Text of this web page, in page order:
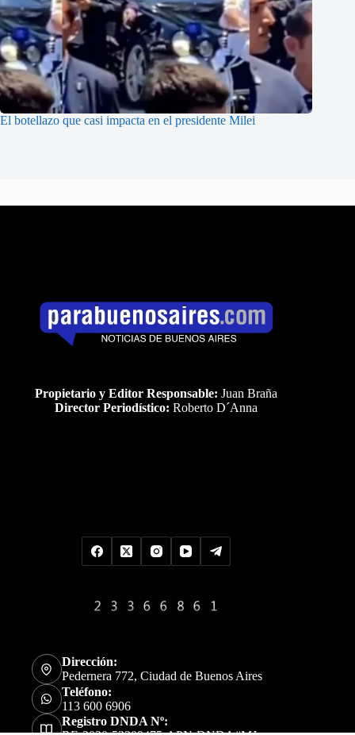
El botellazo que casi impacta en el presidente Milei
Propietario y Editor Responsable: Juan Braña
Director Periodístico: Roberto D´Anna
Dirección:
Pedernera 772, Ciudad de Buenos Aires
Teléfono:
113 600 6906
Registro DNDA Nº: